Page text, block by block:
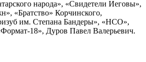
народа», «Свидетели Иеговы»,
«Братство» Корчинского,
им. Степана Бандеры», «НСО»,
18», Дуров Павел Валерьевич.